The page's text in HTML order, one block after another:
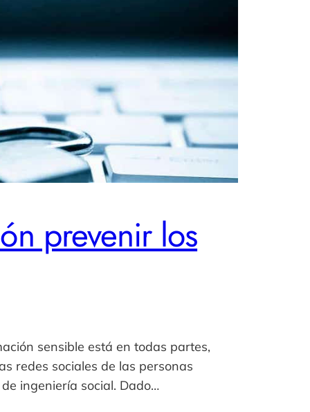
prevenir los
sensible está en todas partes,
redes sociales de las personas
ingeniería social. Dado…